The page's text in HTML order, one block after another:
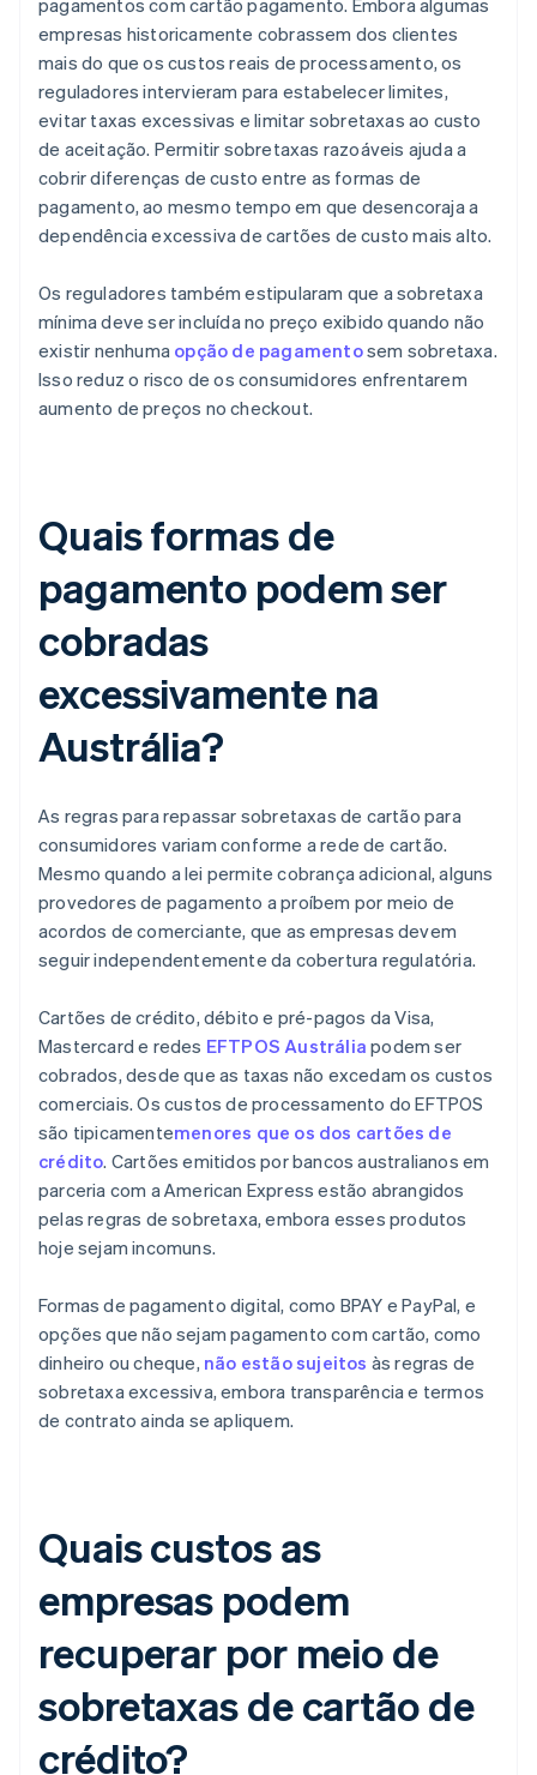
pagamentos com cartão pagamento. Embora algumas
empresas historicamente cobrassem dos clientes
mais do que os custos reais de processamento, os
reguladores intervieram para estabelecer limites,
evitar taxas excessivas e limitar sobretaxas ao custo
de aceitação. Permitir sobretaxas razoáveis ajuda a
cobrir diferenças de custo entre as formas de
pagamento, ao mesmo tempo em que desencoraja a
dependência excessiva de cartões de custo mais alto.
Os reguladores também estipularam que a sobretaxa
mínima deve ser incluída no preço exibido quando não
existir nenhuma opção de pagamentosem sobretaxa.
Isso reduz o risco de os consumidores enfrentarem
aumento de preços no checkout.
Quais formas de
pagamento podem ser
cobradas
excessivamente na
Austrália?
As regras para repassar sobretaxas de cartão para
consumidores variam conforme a rede de cartão.
Mesmo quando a lei permite cobrança adicional, alguns
provedores de pagamento a proíbem por meio de
acordos de comerciante, que as empresas devem
seguir independentemente da cobertura regulatória.
Cartões de crédito, débito e pré-pagos da Visa,
Mastercard e redes EFTPOS Austrália podem ser
cobrados, desde que as taxas não excedam os custos
comerciais. Os custos de processamento do EFTPOS
são tipicamentemenores que os dos cartões de
crédito. Cartões emitidos por bancos australianos em
parceria com a American Express estão abrangidos
pelas regras de sobretaxa, embora esses produtos
hoje sejam incomuns.
Formas de pagamento digital, como BPAY e PayPal, e
opções que não sejam pagamento com cartão, como
dinheiro ou cheque, não estão sujeitos às regras de
sobretaxa excessiva, embora transparência e termos
de contrato ainda se apliquem.
Quais custos as
empresas podem
recuperar por meio de
sobretaxas de cartão de
crédito?